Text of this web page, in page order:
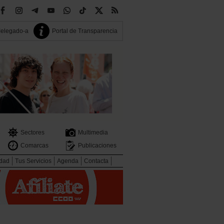
a Portal de Transparencia
Sectores
Multimedia
Comarcas Publicaciones
Tus Servicios Agenda Contacta